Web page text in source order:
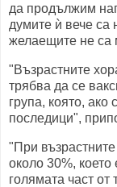
да продължим
думите ѝ вече са
желаещите не са
"Възрастните
трябва да се
група, която,
последици",
"При
около 30%,
голямата част от